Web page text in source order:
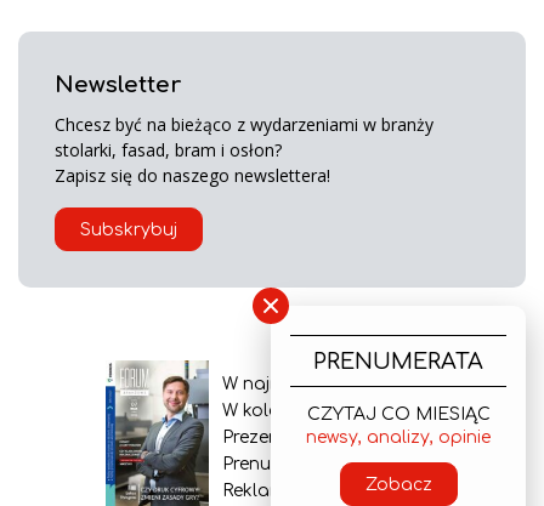
Newsletter
Chcesz być na bieżąco z wydarzeniami w branży
stolarki, fasad, bram i osłon?
Zapisz się do naszego newslettera!
Subskrybuj
W najnowszym wydaniu
W kolejnym numerze
Prezentacja gazety
Prenumerata
Reklama
×
PRENUMERATA
CZYTAJ CO MIESIĄC
newsy, analizy, opinie
Zobacz